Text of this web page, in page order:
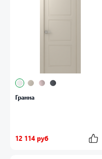
Гранна
12 114 руб